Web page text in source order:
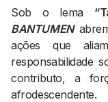
Sob o lema
BANTUMEN
ações que
responsabilidade
contributo, a
afrodescendente.